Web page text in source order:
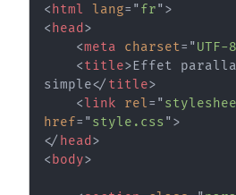
< html lang= "fr">
< head >
<meta charset= "UTF-8
<title>Effet
simple</ title>
<link rel= "
href= "style.css ">
</ head >
< body>